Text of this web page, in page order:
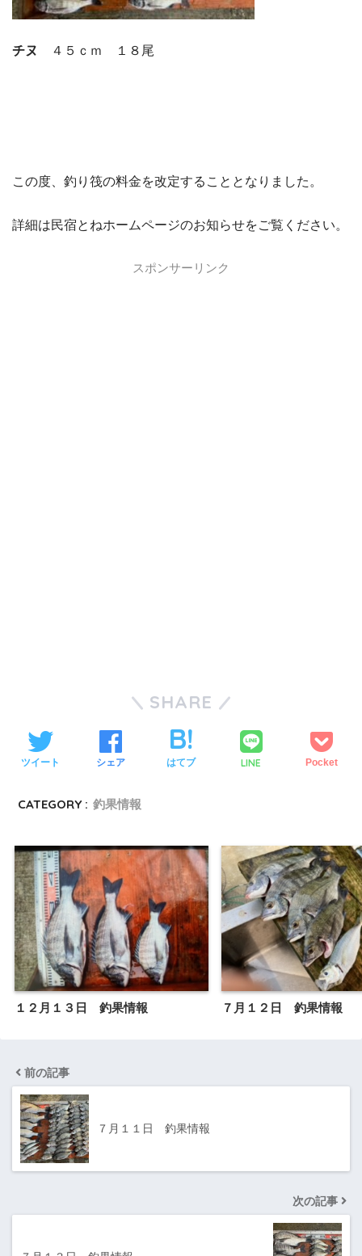
チヌ ４５ｃｍ １８尾
この度、釣り筏の料金を改定することとなりました。
詳細は民宿とねホームページのお知らせをご覧ください。
スポンサーリンク
SHARE
ツイート シェア はてブ LINE Pocket
CATEGORY : 釣果情報
１２月１３日 釣果情報 ７月１２日 釣果情報
前の記事
７月１１日 釣果情報
次の記事